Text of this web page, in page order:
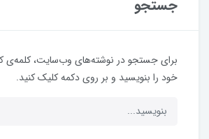
جستجو
برای جستجو در نوشته‌های وب‌سایت، کلمه‌ی
خود را بنویسید و بر روی دکمه کلیک کنید.